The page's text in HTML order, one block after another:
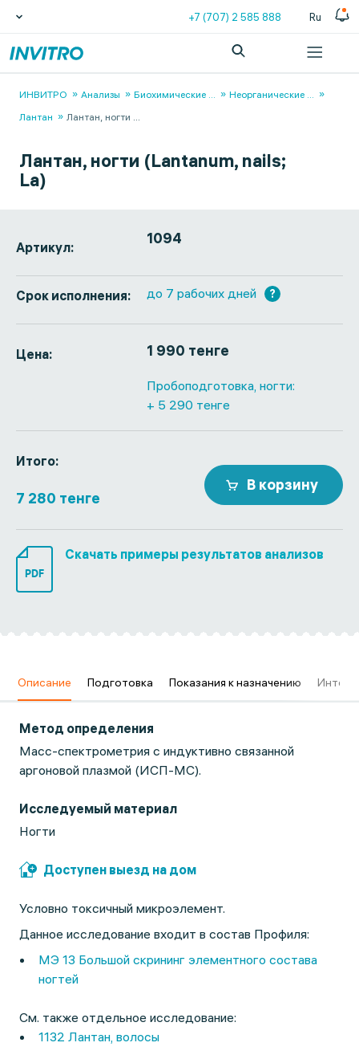
+7 (707) 2 585 888 Ru
ИНВИТРО Анализы Биохимические ... Неорганические ...
Лантан
Лантан, ногти ...
Лантан, ногти (Lantanum, nails;
La)
Артикул: 1094
Срок исполнения: до 7 рабочих дней ?
Цена: 1 990 тенге
Пробоподготовка, ногти:
+ 5 290 тенге
Итого:
7 280 тенге
В корзину
PDF
Скачать примеры результатов анализов
Описание Подготовка Показания к назначению
Метод определения
Масс-спектрометрия с индуктивно связанной
аргоновой плазмой (ИСП-МС).
Исследуемый материал
Ногти
Доступен выезд на дом
Условно токсичный микроэлемент.
Данное исследование входит в состав Профиля:
МЭ 13 Большой скрининг элементного состава
ногтей
См. также отдельное исследование:
1132 Лантан, волосы